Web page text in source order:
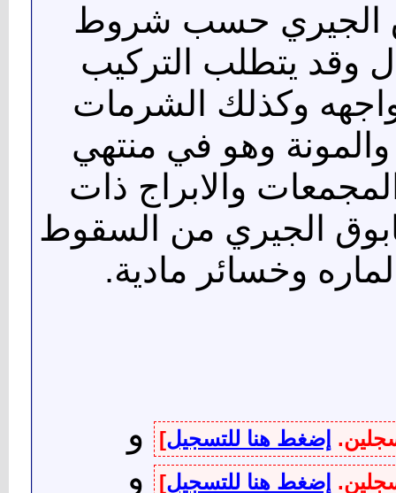
الجيري حسب شروط
وقد يتطلب التركيب
وكذلك الشرمات
وهو في منتهي
والابراج ذات
الجيري من السقوط
وخسائر مادية.
إضغط هنا للتسجيل] و
إضغط هنا للتسجيل] و